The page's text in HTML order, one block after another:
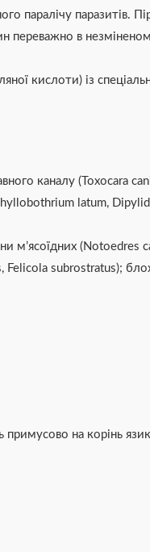
паралічу паразитів.
переважно в
кислоти) із
каналу (Toxocara
latum,
м’ясоїдних (Notoedres
subrostratus);
примусово на корінь